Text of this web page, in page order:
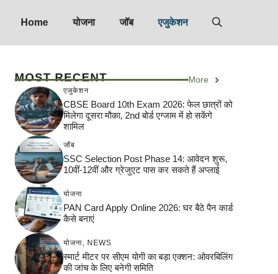
Home योजना जॉब एजुकेशन
MOST RECENT More
एजुकेशन
CBSE Board 10th Exam 2026: फेल छात्रों को
मिलेगा दूसरा मौका, 2nd बोर्ड एग्जाम में हो सकेंगे
शामिल
जॉब
SSC Selection Post Phase 14: आवेदन शुरू,
10वीं-12वीं और ग्रेजुएट पास कर सकते हैं अप्लाई
योजना
PAN Card Apply Online 2026: घर बैठे पैन कार्ड
कैसे बनाएं
योजना NEWS
स्मार्ट मीटर पर सीएम योगी का बड़ा एक्शन: ओवरबिलिंग
की जांच के लिए बनेगी समिति